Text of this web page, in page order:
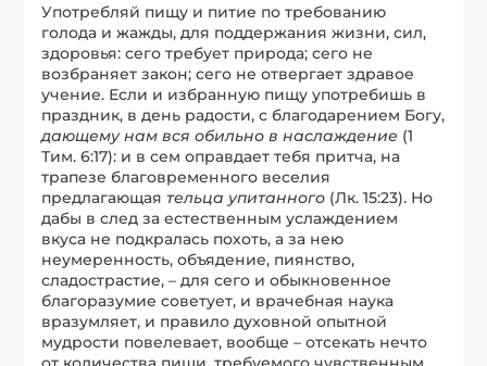
Употребляй пищу и питие по требованию
голода и жажды, для поддержания жизни, сил,
здоровья: сего требует природа; сего не
возбраняет закон; сего не отвергает здравое
учение. Если и избранную пищу употребишь в
праздник, в день радости, с благодарением Богу,
дающему нам вся обильно в наслаждение (1
Тим. 6:17): и в сем оправдает тебя притча, на
трапезе благовременного веселия
предлагающаятельца упитанного (Лк. 15:23). Но
дабы в след за естественным услаждением
вкуса не подкралась похоть, а за нею
неумеренность, объядение, пиянство,
сладострастие, – для сего и обыкновенное
благоразумие советует, и врачебная наука
вразумляет, и правило духовной опытной
мудрости повелевает, вообще – отсекать нечто